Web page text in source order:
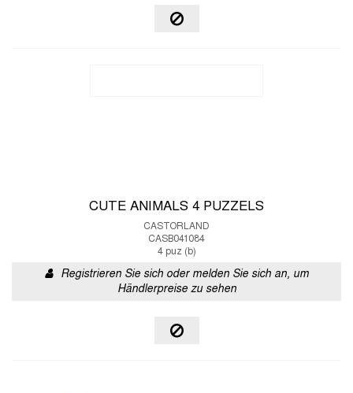
CUTE ANIMALS 4 PUZZELS
CASTORLAND
CASB041084
4 puz (b)
Registrieren Sie sich oder melden Sie sich an, um
Händlerpreise zu sehen